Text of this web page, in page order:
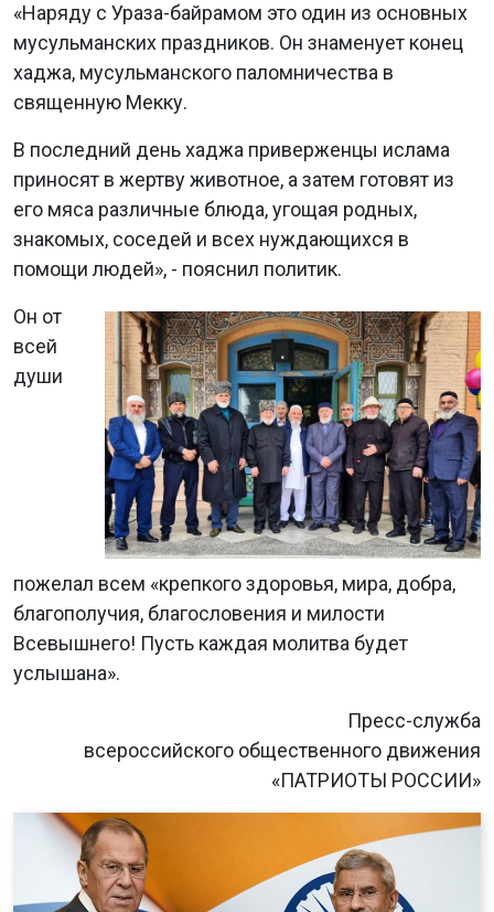
«Наряду с Ураза-байрамом это один из основных
мусульманских праздников. Он знаменует конец
хаджа, мусульманского паломничества в
священную Мекку.
В последний день хаджа приверженцы ислама
приносят в жертву животное, а затем готовят из
его мяса различные блюда, угощая родных,
знакомых, соседей и всех нуждающихся в
помощи людей», - пояснил политик.
Он от
всей
души
пожелал всем «крепкого здоровья, мира, добра,
благополучия, благословения и милости
Всевышнего! Пусть каждая молитва будет
услышана».
Пресс-служба
всероссийского общественного движения
«ПАТРИОТЫ РОССИИ»